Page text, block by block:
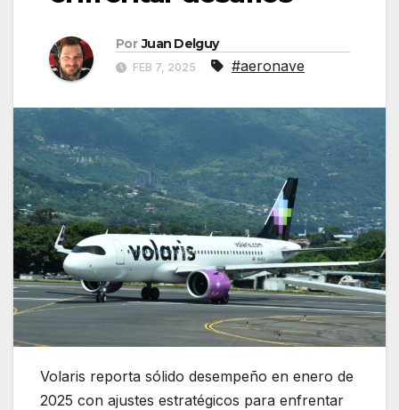
Por Juan Delguy
FEB 7, 2025 #aeronave
Volaris reporta sólido desempeño en enero de
2025 con ajustes estratégicos para enfrentar